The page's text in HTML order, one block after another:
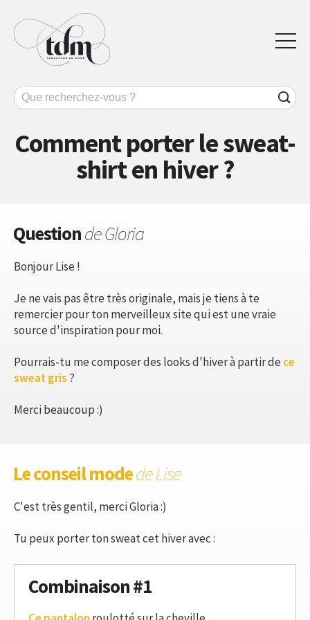
Comment porter le sweat-
shirt en hiver ?
Questionde Gloria
Bonjour Lise !
Je ne vais pas être très originale, mais je tiens à te
remercier pour ton merveilleux site qui est une vraie
source d'inspiration pour moi.
Pourrais-tu me composer des looks d'hiver à partir de ce
sweat gris ?
Merci beaucoup :)
Le conseil modede Lise
C'est très gentil, merci Gloria :)
Tu peux porter ton sweat cet hiver avec :
Combinaison #1